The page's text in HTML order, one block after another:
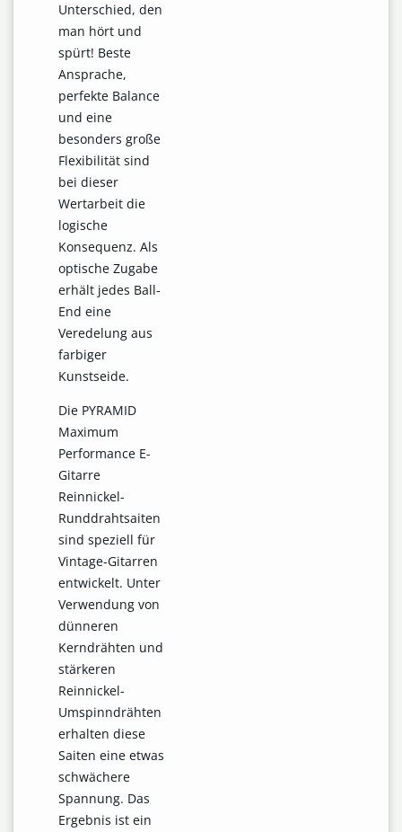
Unterschied, den
man hört und
spürt! Beste
Ansprache,
perfekte Balance
und eine
besonders große
Flexibilität sind
bei dieser
Wertarbeit die
logische
Konsequenz. Als
optische Zugabe
erhält jedes Ball-
End eine
Veredelung aus
farbiger
Kunstseide.
Die PYRAMID
Maximum
Performance E-
Gitarre
Reinnickel-
Runddrahtsaiten
sind speziell für
Vintage-Gitarren
entwickelt. Unter
Verwendung von
dünneren
Kerndrähten und
stärkeren
Reinnickel-
Umspinndrähten
erhalten diese
Saiten eine etwas
schwächere
Spannung. Das
Ergebnis ist ein